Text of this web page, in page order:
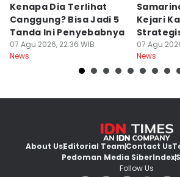
Kenapa Dia Terlihat
Canggung? Bisa Jadi 5
Tanda Ini Penyebabnya
07 Agu 2026, 22:36 WIB
News
Kejari
Miliar
07 Agu
News
About UsEditorial TeamContact Us
Pedoman Media SiberIndex
Follow Us